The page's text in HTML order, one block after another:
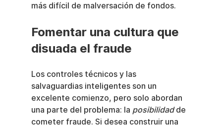
más difícil de malversación de fondos.
Fomentar una cultura que
disuada el fraude
Los controles técnicos y las
salvaguardias inteligentes son un
excelente comienzo, pero solo abordan
una parte del problema: la posibilidad de
cometer fraude. Si desea construir una